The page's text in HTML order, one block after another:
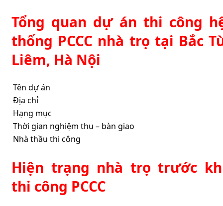
Tổng quan dự án thi công
thống PCCC nhà trọ tại Bắc
Liêm, Hà Nội
Tên dự án
Địa chỉ
Hạng mục
Thời gian nghiệm thu – bàn giao
Nhà thầu thi công
Hiện trạng nhà trọ trước
thi công PCCC